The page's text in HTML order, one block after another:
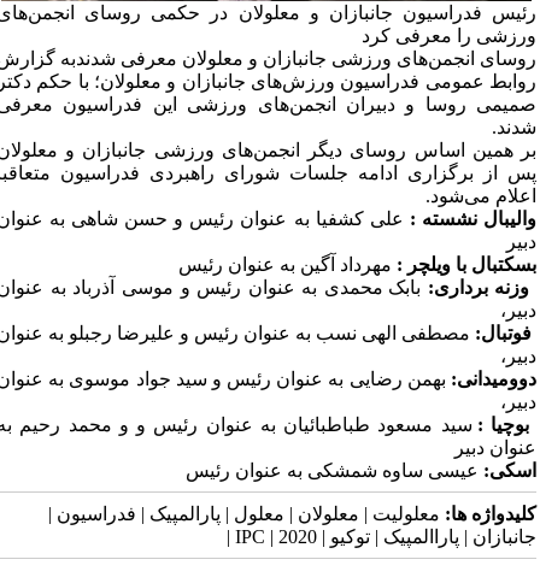
رئیس فدراسیون جانبازان و معلولان در حکمی روسای
ورزشی را معرفی کرد
روسای انجمن‌های ورزشی جانبازان و معلولان معرفی شدندبه
روابط عمومی فدراسیون ورزش‌های جانبازان و معلولان؛ با حکم
صمیمی روسا و دبیران انجمن‌های ورزشی این فدراسیون
شدند.
بر همین اساس روسای دیگر انجمن‌های ورزشی جانبازان و
پس از برگزاری ادامه جلسات شورای راهبردی فدراسیون
اعلام می‌شود.
والیبال نشسته : علی کشفیا به عنوان رئیس و حسن شاهی به
دبیر
بسکتبال با ویلچر : مهر داد آگین به عنوان رئیس
وزنه برداری: بابک محمدی به عنوان رئیس و موسی آذرباد به
دبیر،
فوتبال: مصطفی الهی نسب به عنوان رئیس و علیرضا رجبلو به
دبیر،
دوومیدانی: بهمن رضایی به عنوان رئیس و سید جواد موسوی به
دبیر،
بوچیا : سید مسعود طباطبائیان به عنوان رئیس و و محمد رحیم
عنوان دبیر
اسکی: عیسی ساوه شمشکی به عنوان رئیس
کلیدواژه ها: معلولیت | معلولان | معلول | پارالمپیک | فدراسیون |
جانبازان | پاراالمپیک | توکیو | 2020 | IPC |